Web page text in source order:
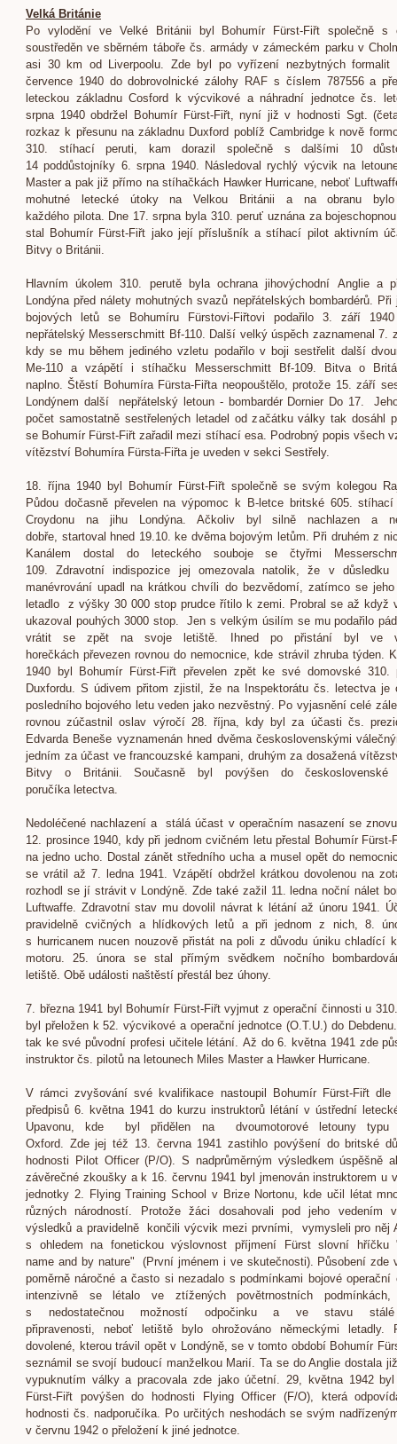
Velká Británie
Po vylodění ve Velké Británii byl Bohumír Fürst-Fiřt společně s
soustředěn ve sběrném táboře čs. armády v zámeckém parku v
asi 30 km od Liverpoolu. Zde byl po vyřízení nezbytných formalit
července 1940 do dobrovolnické zálohy RAF s číslem 787556 a
leteckou základnu Cosford k výcvikové a náhradní jednotce čs.
srpna 1940 obdržel Bohumír Fürst-Fiřt, nyní již v hodnosti Sgt.
rozkaz k přesunu na základnu Duxford poblíž Cambridge k nově
310. stíhací peruti, kam dorazil společně s dalšími 10
14 poddůstojníky 6. srpna 1940. Následoval rychlý výcvik na
Master a pak již přímo na stíhačkách Hawker Hurricane, neboť
mohutné letecké útoky na Velkou Británii a na obranu bylo
každého pilota. Dne 17. srpna byla 310. peruť uznána za
stal Bohumír Fürst-Fiřt jako její příslušník a stíhací pilot aktivním
Bitvy o Británii.
Hlavním úkolem 310. perutě byla ochrana jihovýchodní Anglie a
Londýna před nálety mohutných svazů nepřátelských bombardérů. Při
bojových letů se Bohumíru Fürstovi-Fiřtovi podařilo 3. září
nepřátelský Messerschmitt Bf-110. Další velký úspěch zaznamenal 7.
kdy se mu během jediného vzletu podařilo v boji sestřelit další
Me-110 a vzápětí i stíhačku Messerschmitt Bf-109. Bitva o
naplno. Štěstí Bohumíra Fürsta-Fiřta neopouštělo, protože 15. září
Londýnem další nepřátelský letoun - bombardér Dornier Do 17.
počet samostatně sestřelených letadel od začátku války tak dosáhl
se Bohumír Fürst-Fiřt zařadil mezi stíhací esa. Podrobný popis všech
vítězství Bohumíra Fürsta-Fiřta je uveden v sekci Sestřely.
18. října 1940 byl Bohumír Fürst-Fiřt společně se svým kolegou
Půdou dočasně převelen na výpomoc k B-letce britské 605.
Croydonu na jihu Londýna. Ačkoliv byl silně nachlazen a
dobře, startoval hned 19.10. ke dvěma bojovým letům. Při druhém z
Kanálem dostal do leteckého souboje se čtyřmi
109. Zdravotní indispozice jej omezovala natolik, že v důsledku
manévrování upadl na krátkou chvíli do bezvědomí, zatímco se jeho
letadlo z výšky 30 000 stop prudce řítilo k zemi. Probral se až když
ukazoval pouhých 3000 stop. Jen s velkým úsilím se mu podařilo
vrátit se zpět na svoje letiště. Ihned po přistání byl ve
horečkách převezen rovnou do nemocnice, kde strávil zhruba týden.
1940 byl Bohumír Fürst-Fiřt převelen zpět ke své domovské 310.
Duxfordu. S údivem přitom zjistil, že na Inspektorátu čs. letectva je
posledního bojového letu veden jako nezvěstný. Po vyjasnění celé
rovnou zúčastnil oslav výročí 28. října, kdy byl za účasti čs.
Edvarda Beneše vyznamenán hned dvěma československými
jedním za účast ve francouzské kampani, druhým za dosažená
Bitvy o Británii. Současně byl povýšen do československé
poručíka letectva.
Nedoléčené nachlazení a stálá účast v operačním nasazení se
12. prosince 1940, kdy při jednom cvičném letu přestal Bohumír Fürst-
na jedno ucho. Dostal zánět středního ucha a musel opět do
se vrátil až 7. ledna 1941. Vzápětí obdržel krátkou dovolenou na
rozhodl se jí strávit v Londýně. Zde také zažil 11. ledna noční nálet
Luftwaffe. Zdravotní stav mu dovolil návrat k létání až únoru 1941.
pravidelně cvičných a hlídkových letů a při jednom z nich, 8.
s hurricanem nucen nouzově přistát na poli z důvodu úniku chladící
motoru. 25. února se stal přímým svědkem nočního
letiště. Obě události naštěstí přestál bez úhony.
7. března 1941 byl Bohumír Fürst-Fiřt vyjmut z operační činnosti u
byl přeložen k 52. výcvikové a operační jednotce (O.T.U.) do
tak ke své původní profesi učitele létání. Až do 6. května 1941 zde
instruktor čs. pilotů na letounech Miles Master a Hawker Hurricane.
V rámci zvyšování své kvalifikace nastoupil Bohumír Fürst-Fiřt dle
předpisů 6. května 1941 do kurzu instruktorů létání v ústřední
Upavonu, kde byl přidělen na dvoumotorové letouny typu
Oxford. Zde jej též 13. června 1941 zastihlo povýšení do britské
hodnosti Pilot Officer (P/O). S nadprůměrným výsledkem úspěšně
závěrečné zkoušky a k 16. červnu 1941 byl jmenován instruktorem u
jednotky 2. Flying Training School v Brize Nortonu, kde učil létat
různých národností. Protože žáci dosahovali pod jeho vedením
výsledků a pravidelně končili výcvik mezi prvními, vymysleli pro něj
s ohledem na fonetickou výslovnost příjmení Fürst slovní hříčku
name and by nature" (První jménem i ve skutečnosti). Působení zde
poměrně náročné a často si nezadalo s podmínkami bojové operační
intenzivně se létalo ve ztížených povětrnostních
s nedostatečnou možností odpočinku a ve stavu stálé
připravenosti, neboť letiště bylo ohrožováno německými letadly.
dovolené, kterou trávil opět v Londýně, se v tomto období Bohumír
seznámil se svojí budoucí manželkou Marií. Ta se do Anglie dostala
vypuknutím války a pracovala zde jako účetní. 29, května 1942 byl
Fürst-Fiřt povýšen do hodnosti Flying Officer (F/O), která
hodnosti čs. nadporučíka. Po určitých neshodách se svým
v červnu 1942 o přeložení k jiné jednotce.